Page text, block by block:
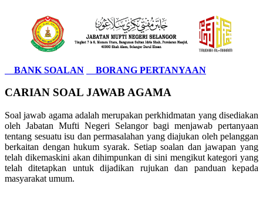
BANK SOALAN BORANG PERTANYAAN
CARIAN SOAL JAWAB AGAMA
Soal jawab agama adalah merupakan perkhidmatan yang disediakan
oleh Jabatan Mufti Negeri Selangor bagi menjawab pertanyaan
tentang sesuatu isu dan permasalahan yang diajukan oleh pelanggan
berkaitan dengan hukum syarak. Setiap soalan dan jawapan yang
telah dikemaskini akan dihimpunkan di sini mengikut kategori yang
telah ditetapkan untuk dijadikan rujukan dan panduan kepada
masyarakat umum.